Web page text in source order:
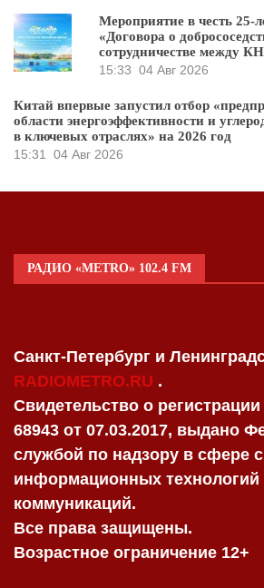
Мероприятие в честь 25-
«Договора о
сотрудничестве между
15:33 04 Авг 2026
Китай впервые запустил отбор
области энергоэффективности и
в ключевых отраслях» на 2026 год
15:31
04 Авг 2026
РАДИО «METRO» 102.4 FM
Санкт-Петербург и
RADIOMETRO.RU .
Свидетельство о
68943 от 07.03.2017, выдано
службой по надзору в сфере
информационных
коммуникаций.
Все права защищены.
Возрастное ограничение 12+